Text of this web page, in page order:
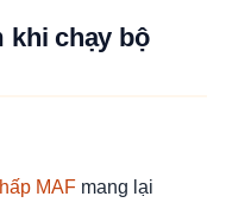
khi chạy bộ
MAF mang lại